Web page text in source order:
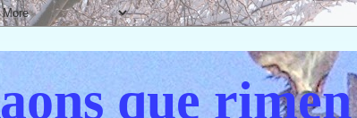
que rimen